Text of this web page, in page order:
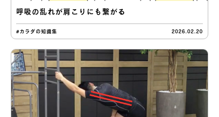
呼吸の乱れが肩こりにも繋がる
#カラダの知識集 2026.02.20